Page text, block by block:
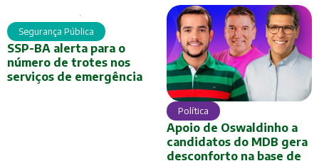
Segurança Pública
SSP-BA alerta para o
número de trotes nos
serviços de emergência
Política
Apoio de Oswaldinho a
candidatos do MDB gera
desconforto na base de